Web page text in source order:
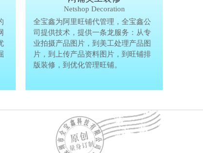
Mobile Terminal
移动互联网的时代，抢先一步把您的
生意做到手机上，单独做手机移动网
站、设计个性化移动网页，建站和优
化等一体化移动营销解决方案，挖掘
亿万手机用户商机。
Netshop Decoration
全宝鑫为阿里旺铺代管理，全宝鑫公
司提供技术，提供一条龙服务：从专
业拍摄产品图片，到美工处理产品图
片，到上传产品资料图片，到旺铺排
版装修，到优化管理旺铺。